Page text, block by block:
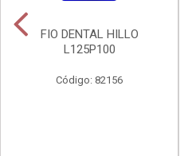
FIO DENTAL HILLO
L125P100
Código: 82156